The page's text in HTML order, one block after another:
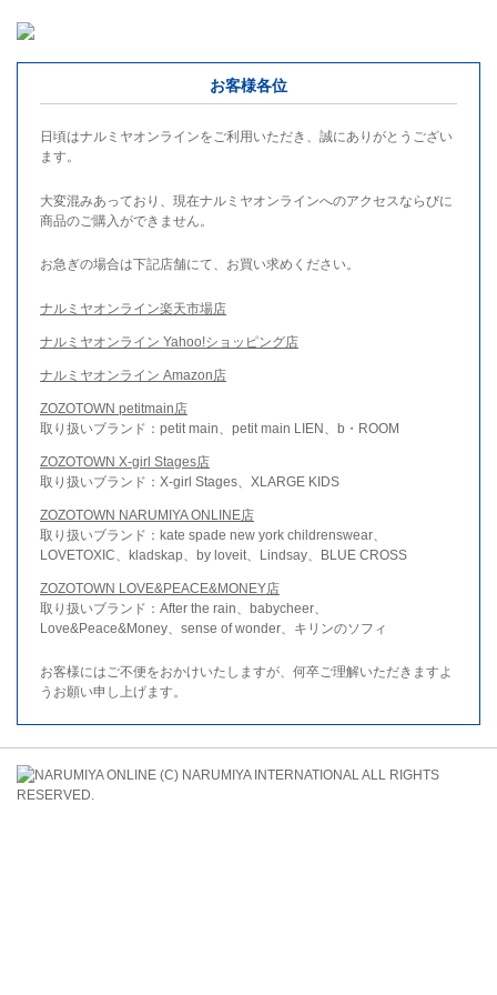
お客様各位
日頃はナルミヤオンラインをご利用いただき、誠にありがとうござい
ます。
大変混みあっており、現在ナルミヤオンラインへのアクセスならびに
商品のご購入ができません。
お急ぎの場合は下記店舗にて、お買い求めください。
ナルミヤオンライン楽天市場店
ナルミヤオンライン Yahoo!ショッピング店
ナルミヤオンライン Amazon店
ZOZOTOWN petitmain店
取り扱いブランド：petit main、petit main LIEN、b・ROOM
ZOZOTOWN X-girl Stages店
取り扱いブランド：X-girl Stages、XLARGE KIDS
ZOZOTOWN NARUMIYA ONLINE店
取り扱いブランド：kate spade new york childrenswear、
LOVETOXIC、kladskap、by loveit、Lindsay、BLUE CROSS
ZOZOTOWN LOVE&PEACE&MONEY店
取り扱いブランド：After the rain、babycheer、
Love&Peace&Money、sense of wonder、キリンのソフィ
お客様にはご不便をおかけいたしますが、何卒ご理解いただきますよ
うお願い申し上げます。